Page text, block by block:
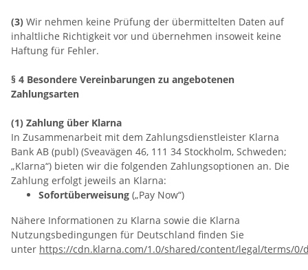
(3) Wir nehmen keine Prüfung der übermittelten Daten auf
inhaltliche Richtigkeit vor und übernehmen insoweit keine
Haftung für Fehler.
§ 4 Besondere Vereinbarungen zu angebotenen
Zahlungsarten
(1) Zahlung über Klarna
In Zusammenarbeit mit dem Zahlungsdienstleister Klarna
Bank AB (publ) (Sveavägen 46, 111 34 Stockholm, Schweden;
„Klarna“) bieten wir die folgenden Zahlungsoptionen an. Die
Zahlung erfolgt jeweils an Klarna:
Sofortüberweisung („Pay Now“)
Nähere Informationen zu Klarna sowie die Klarna
Nutzungsbedingungen für Deutschland finden Sie
unter https://cdn.klarna.com/1.0/shared/content/legal/terms/0/